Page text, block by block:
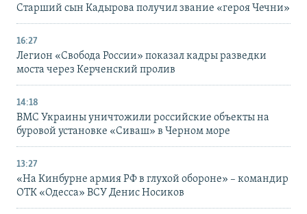
Старший сын Кадырова получил звание «героя Чечни»
16:27
Легион «Свобода России» показал кадры разведки
моста через Керченский пролив
14:18
ВМС Украины уничтожили российские объекты на
буровой установке «Сиваш» в Черном море
13:27
«На Кинбурне армия РФ в глухой обороне» – командир
ОТК «Одесса» ВСУ Денис Носиков